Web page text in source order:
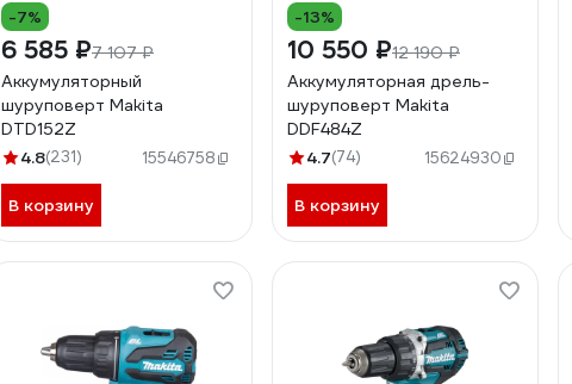
-7%
6 585 ₽7 107 ₽
Аккумуляторный
шуруповерт Makita
DTD152Z
4.8(231) 15546758
В корзину
-13%
10 550 ₽12 190 ₽
Аккумуляторная дрель-
шуруповерт Makita
DDF484Z
4.7(74) 15624930
В корзину